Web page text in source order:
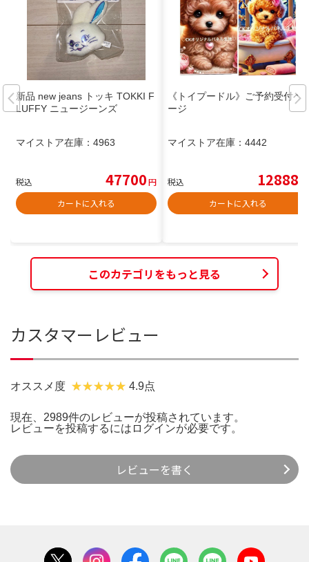
新品 new jeans トッキ TOKKI F
LUFFY ニュージーンズ
マイストア在庫： 4963
税込 47700円
カートに入れる
《トイプードル》ご予約受付ペ
ージ
マイストア在庫： 4442
税込 12888
カートに入れる
このカテゴリをもっと見る
カスタマーレビュー
オススメ度 4.9点
現在、2989件のレビューが投稿されています。
レビューを投稿するには ログインが必要です。
レビューを書く